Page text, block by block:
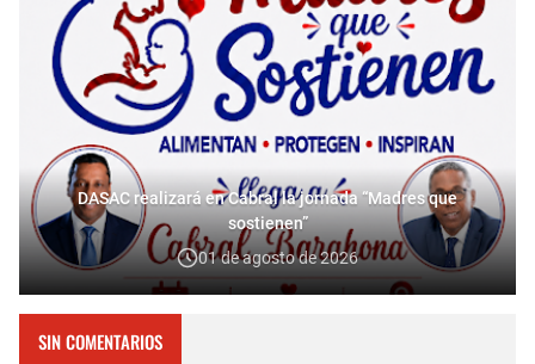
DASAC realizará en Cabral la jornada “Madres que
sostienen”
01 de agosto de 2026
SIN COMENTARIOS